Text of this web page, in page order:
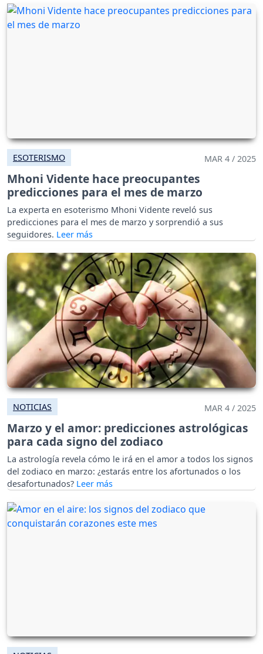
ESOTERISMO MAR 4 / 2025
Mhoni Vidente hace preocupantes
predicciones para el mes de marzo
La experta en esoterismo Mhoni Vidente reveló sus
predicciones para el mes de marzo y sorprendió a sus
seguidores.
NOTICIAS MAR 4 / 2025
Marzo y el amor: predicciones astrológicas
para cada signo del zodiaco
La astrología revela cómo le irá en el amor a todos los signos
del zodiaco en marzo: ¿estarás entre los afortunados o los
desafortunados?